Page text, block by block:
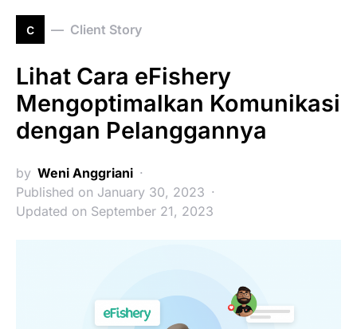
c Client Story
Lihat Cara eFishery
Mengoptimalkan Komunikasi
dengan Pelanggannya
by Weni Anggriani
Published on January 30, 2023
Updated on September 21, 2023